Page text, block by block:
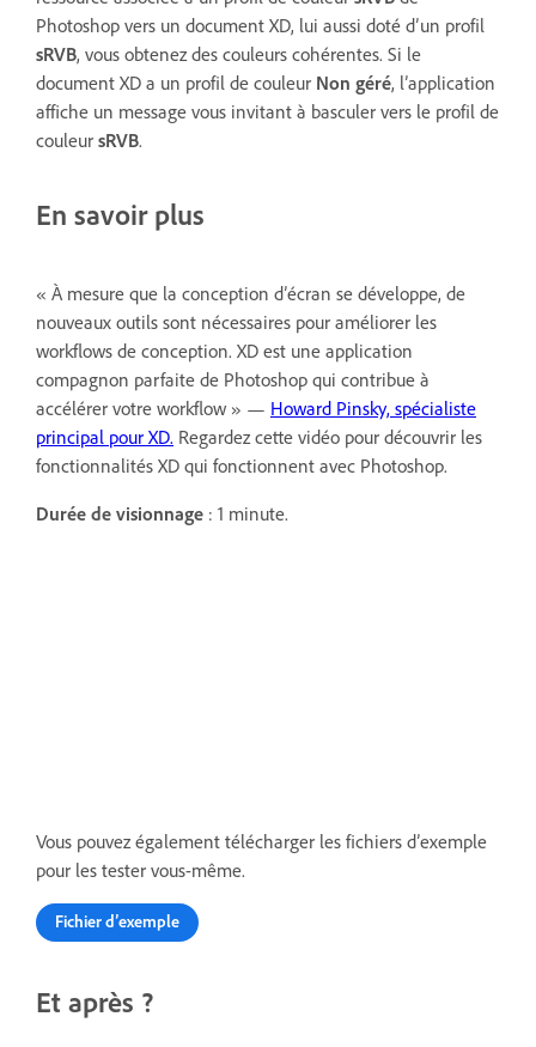
Photoshop vers un document XD, lui aussi doté d’un profil
sRVB, vous obtenez des couleurs cohérentes. Si le
document XD a un profil de couleur Non géré, l’application
affiche un message vous invitant à basculer vers le profil de
couleur sRVB.
En savoir plus
« À mesure que la conception d’écran se développe, de
nouveaux outils sont nécessaires pour améliorer les
workflows de conception. XD est une application
compagnon parfaite de Photoshop qui contribue à
accélérer votre workflow » — Howard Pinsky, spécialiste
principal pour XD. Regardez cette vidéo pour découvrir les
fonctionnalités XD qui fonctionnent avec Photoshop.
Durée de visionnage : 1 minute.
Vous pouvez également télécharger les fichiers d’exemple
pour les tester vous-même.
Fichier d’exemple
Et après ?